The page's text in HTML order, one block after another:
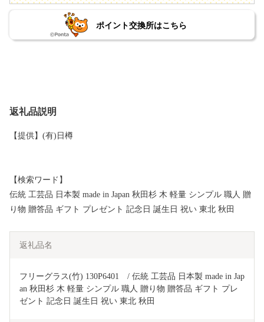
ポイント交換所はこちら
返礼品説明
【提供】(有)日樽
【検索ワード】
伝統 工芸品 日本製 made in Japan 秋田杉 木 軽量 シンプル 職人 贈
り物 贈答品 ギフト プレゼント 記念日 誕生日 祝い 東北 秋田
返礼品名
フリーグラス(竹) 130P6401　/ 伝統 工芸品 日本製 made in Jap
an 秋田杉 木 軽量 シンプル 職人 贈り物 贈答品 ギフト プレ
ゼント 記念日 誕生日 祝い 東北 秋田